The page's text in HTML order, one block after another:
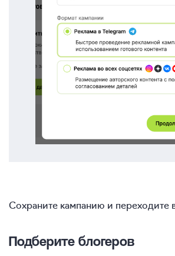
Сохраните кампанию и переходите в
Подберите блогеров